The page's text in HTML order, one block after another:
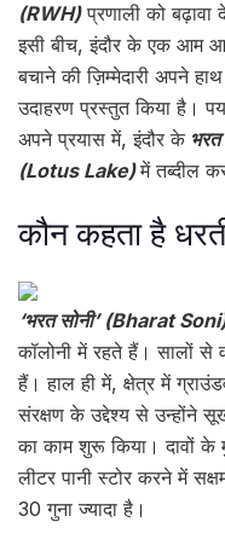
(RWH)प्रणाली को बढ़ावा
इसी बीच, इंदौर के एक आम
बचाने की ज़िम्मेदारी अपने
उदाहरण प्रस्तुत किया है।
अपने प्रयास में, इंदौर केभरत
(Lotus Lake)में तब्दील
कौन कहता है
‘भरत सोनी’ (Bharat
कॉलोनी में रहते हैं। सालों
हैं। हाल ही में, क्षेत्र में
संरक्षण के उद्देश्य से उन्होंने
का काम शुरू किया। दावों
लीटर पानी स्टोर करने में
30 गुना ज्यादा है।